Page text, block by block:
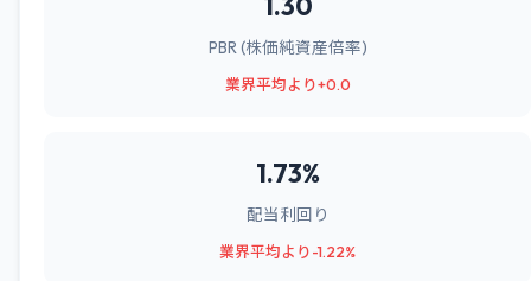
PBR (株価純資産倍率)
業界平均より+0.0
1.73%
配当利回り
業界平均より-1.22%